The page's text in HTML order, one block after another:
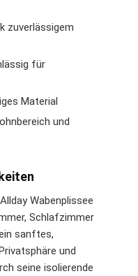
zuverlässigem
für
Material
und
Wabenplissee
Schlafzimmer
sanftes,
und
seine isolierende